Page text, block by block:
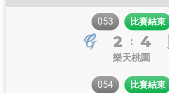
053 比賽結束
2 : 4
樂天桃園
054 比賽結束